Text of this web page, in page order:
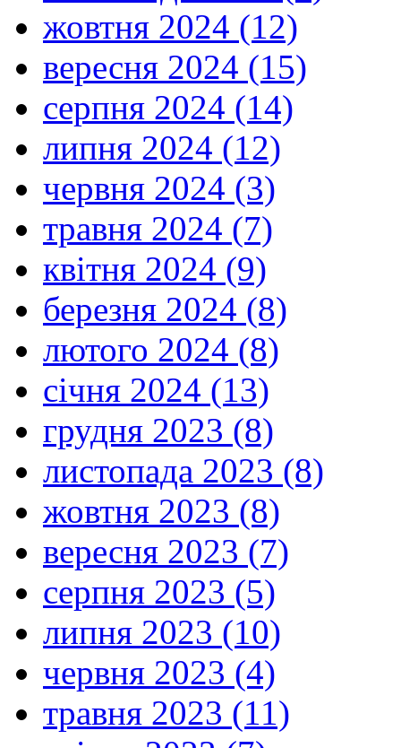
жовтня 2024 (12)
вересня 2024 (15)
серпня 2024 (14)
липня 2024 (12)
червня 2024 (3)
травня 2024 (7)
квітня 2024 (9)
березня 2024 (8)
лютого 2024 (8)
січня 2024 (13)
грудня 2023 (8)
листопада 2023 (8)
жовтня 2023 (8)
вересня 2023 (7)
серпня 2023 (5)
липня 2023 (10)
червня 2023 (4)
травня 2023 (11)